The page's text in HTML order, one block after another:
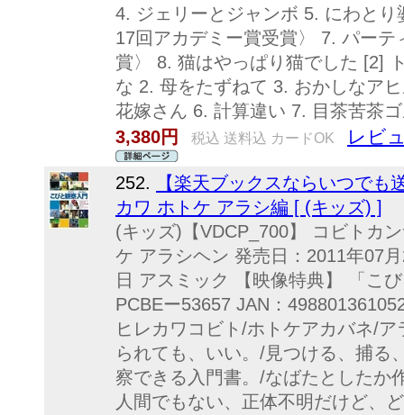
4. ジェリーとジャンボ 5. にわと
17回アカデミー賞受賞〉 7. パー
賞〉 8. 猫はやっぱり猫でした [2]
な 2. 母をたずねて 3. おかしなア
花嫁さん 6. 計算違い 7. 目茶苦茶
3,380円
税込 送料込 カードOK レビ
252.
【楽天ブックスならいつで
カワ ホトケ アラシ編 [ (キッズ) ]
(キッズ)【VDCP_700】 コビトカ
ケ アラシヘン 発売日：2011年07
日 アスミック 【映像特典】 「こ
PCBEー53657 JAN：
ヒレカワコビト/ホトケアカバネ/
られても、いい。/見つける、捕る
察できる入門書。/なばたとしたか
人間でもない、正体不明だけど、